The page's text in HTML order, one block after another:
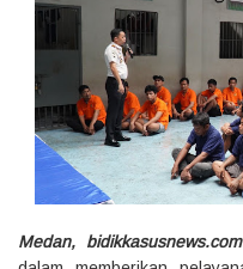
Medan, bidikkasusnews.com